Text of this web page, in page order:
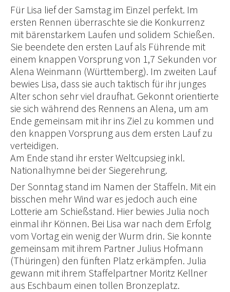
Für Lisa lief der Samstag im Einzel perfekt. Im
ersten Rennen überraschte sie die Konkurrenz
mit bärenstarkem Laufen und solidem Schießen.
Sie beendete den ersten Lauf als Führende mit
einem knappen Vorsprung von 1,7 Sekunden vor
Alena Weinmann (Württemberg). Im zweiten Lauf
bewies Lisa, dass sie auch taktisch für ihr junges
Alter schon sehr viel draufhat. Gekonnt orientierte
sie sich während des Rennens an Alena, um am
Ende gemeinsam mit ihr ins Ziel zu kommen und
den knappen Vorsprung aus dem ersten Lauf zu
verteidigen.
Am Ende stand ihr erster Weltcupsieg inkl.
Nationalhymne bei der Siegerehrung.
Der Sonntag stand im Namen der Staffeln. Mit ein
bisschen mehr Wind war es jedoch auch eine
Lotterie am Schießstand. Hier bewies Julia noch
einmal ihr Können. Bei Lisa war nach dem Erfolg
vom Vortag ein wenig der Wurm drin. Sie konnte
gemeinsam mit ihrem Partner Julius Hofmann
(Thüringen) den fünften Platz erkämpfen. Julia
gewann mit ihrem Staffelpartner Moritz Kellner
aus Eschbaum einen tollen Bronzeplatz.